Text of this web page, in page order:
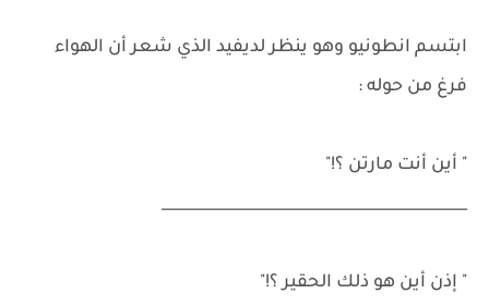
ابتسم انطونيو وهو ينظر لديفيد الذي شعر أن الهواء
فرغ من حوله :
" أين أنت مارتن ؟!"
________________________________________
" إذن أين هو ذلك الحقير ؟!"